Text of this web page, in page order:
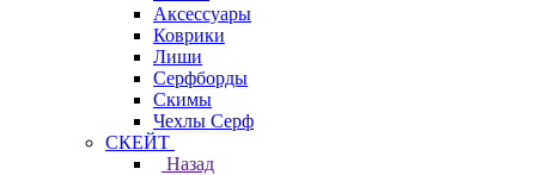
Аксессуары
Коврики
Лиши
Серфборды
Скимы
Чехлы Cерф
СКЕЙТ
Назад